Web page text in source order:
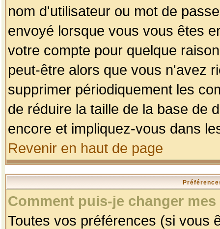
nom d'utilisateur ou mot de
envoyé lorsque vous vous êtes
votre compte pour quelque
peut-être alors que vous n'avez
supprimer périodiquement les
de réduire la taille de la base de
encore et impliquez-vous dans
Revenir en haut de page
Comment puis-je changer
Toutes vos préférences (si vous